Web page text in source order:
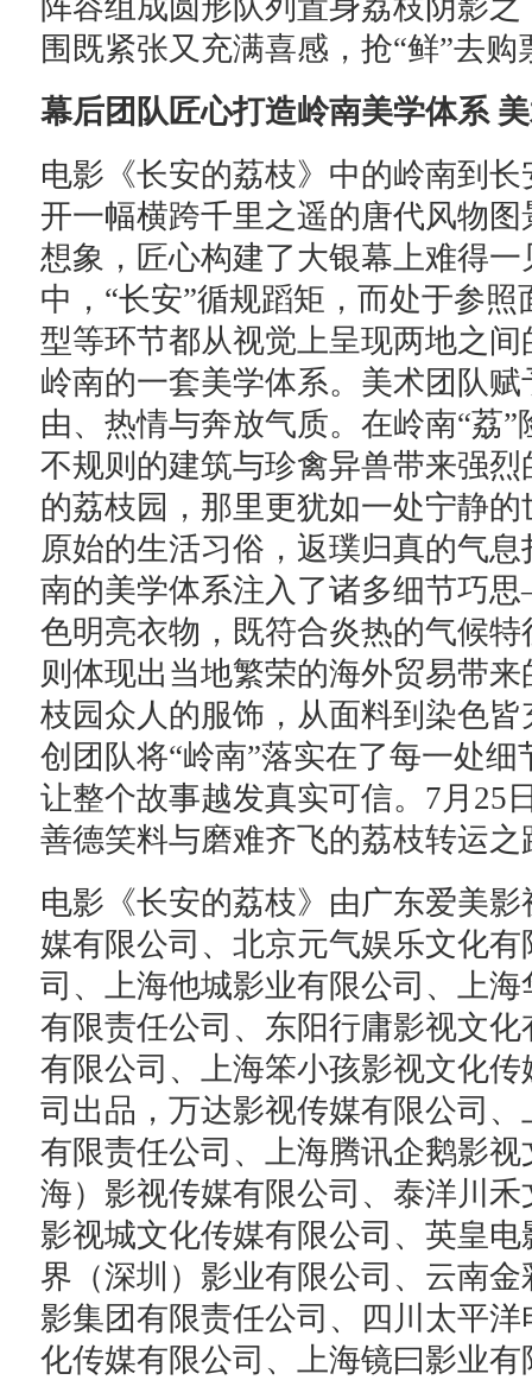
阵容组成圆形队列置身荔枝阴影
围既紧张又充满喜感，抢“鲜”去
幕后团队匠心打造岭南美学体系
电影《长安的荔枝》中的岭南到
开一幅横跨千里之遥的唐代风物
想象，匠心构建了大银幕上难得
中，“长安”循规蹈矩，而处于参
型等环节都从视觉上呈现两地之
岭南的一套美学体系。美术团队
由、热情与奔放气质。在岭南“荔
不规则的建筑与珍禽异兽带来强
的荔枝园，那里更犹如一处宁静
原始的生活习俗，返璞归真的气
南的美学体系注入了诸多细节巧
色明亮衣物，既符合炎热的气候
则体现出当地繁荣的海外贸易带
枝园众人的服饰，从面料到染色
创团队将“岭南”落实在了每一处
让整个故事越发真实可信。7月25
善德笑料与磨难齐飞的荔枝转运之
电影《长安的荔枝》由广东爱美
媒有限公司、北京元气娱乐文化
司、上海他城影业有限公司、上
有限责任公司、东阳行庸影视文
有限公司、上海笨小孩影视文化
司出品，万达影视传媒有限公司
有限责任公司、上海腾讯企鹅影
海）影视传媒有限公司、泰洋川
影视城文化传媒有限公司、英皇
界（深圳）影业有限公司、云南
影集团有限责任公司、四川太平
化传媒有限公司、上海镜曰影业